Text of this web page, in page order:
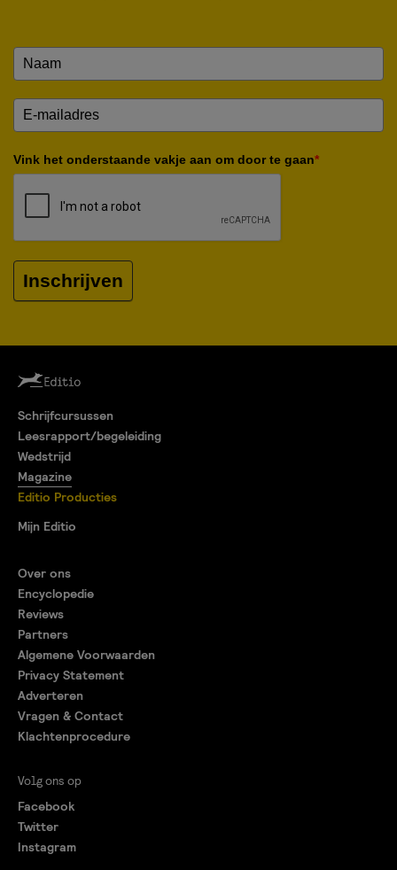
Vink het onderstaande vakje aan om door te gaan*
Inschrijven
Schrijfcursussen
Leesrapport/begeleiding
Wedstrijd
Magazine
Editio Producties
Mijn Editio
Over ons
Encyclopedie
Reviews
Partners
Algemene Voorwaarden
Privacy Statement
Adverteren
Vragen & Contact
Klachtenprocedure
Volg ons op
Facebook
Twitter
Instagram